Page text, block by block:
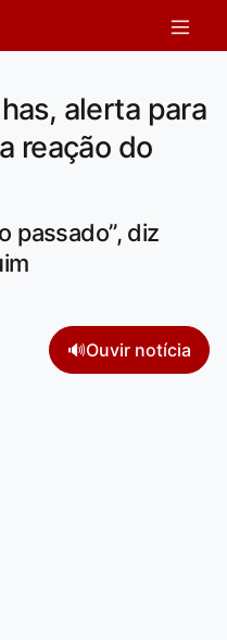
alerta para
reação do
passado”, diz
🔊Ouvir notícia